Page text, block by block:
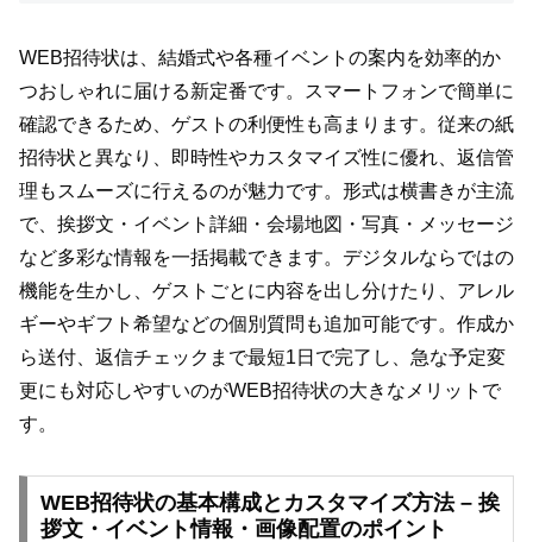
WEB招待状は、結婚式や各種イベントの案内を効率的か
つおしゃれに届ける新定番です。スマートフォンで簡単に
確認できるため、ゲストの利便性も高まります。従来の紙
招待状と異なり、即時性やカスタマイズ性に優れ、返信管
理もスムーズに行えるのが魅力です。形式は横書きが主流
で、挨拶文・イベント詳細・会場地図・写真・メッセージ
など多彩な情報を一括掲載できます。デジタルならではの
機能を生かし、ゲストごとに内容を出し分けたり、アレル
ギーやギフト希望などの個別質問も追加可能です。作成か
ら送付、返信チェックまで最短1日で完了し、急な予定変
更にも対応しやすいのがWEB招待状の大きなメリットで
す。
WEB招待状の基本構成とカスタマイズ方法 – 挨
拶文・イベント情報・画像配置のポイント